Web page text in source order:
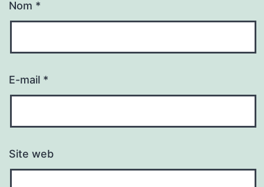
Nom *
E-mail *
Site web